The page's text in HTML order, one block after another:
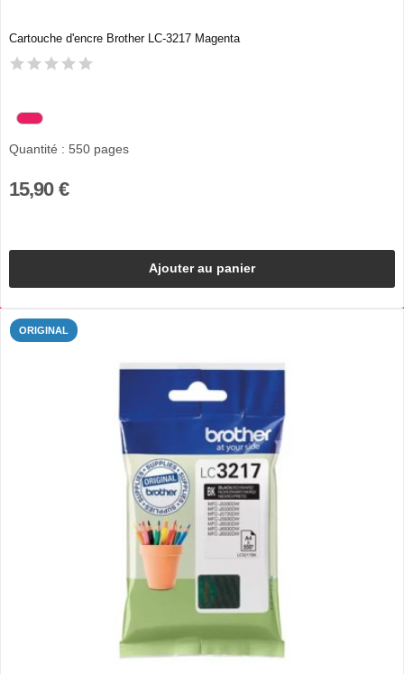
Cartouche d'encre Brother LC-3217 Magenta
Quantité : 550 pages
15,90 €
Ajouter au panier
ORIGINAL